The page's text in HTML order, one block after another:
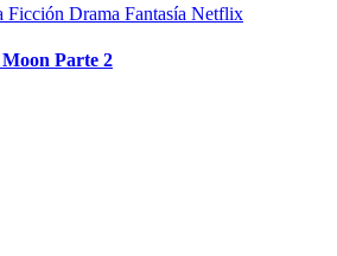
Ficción Drama Fantasía Netflix
Parte 2